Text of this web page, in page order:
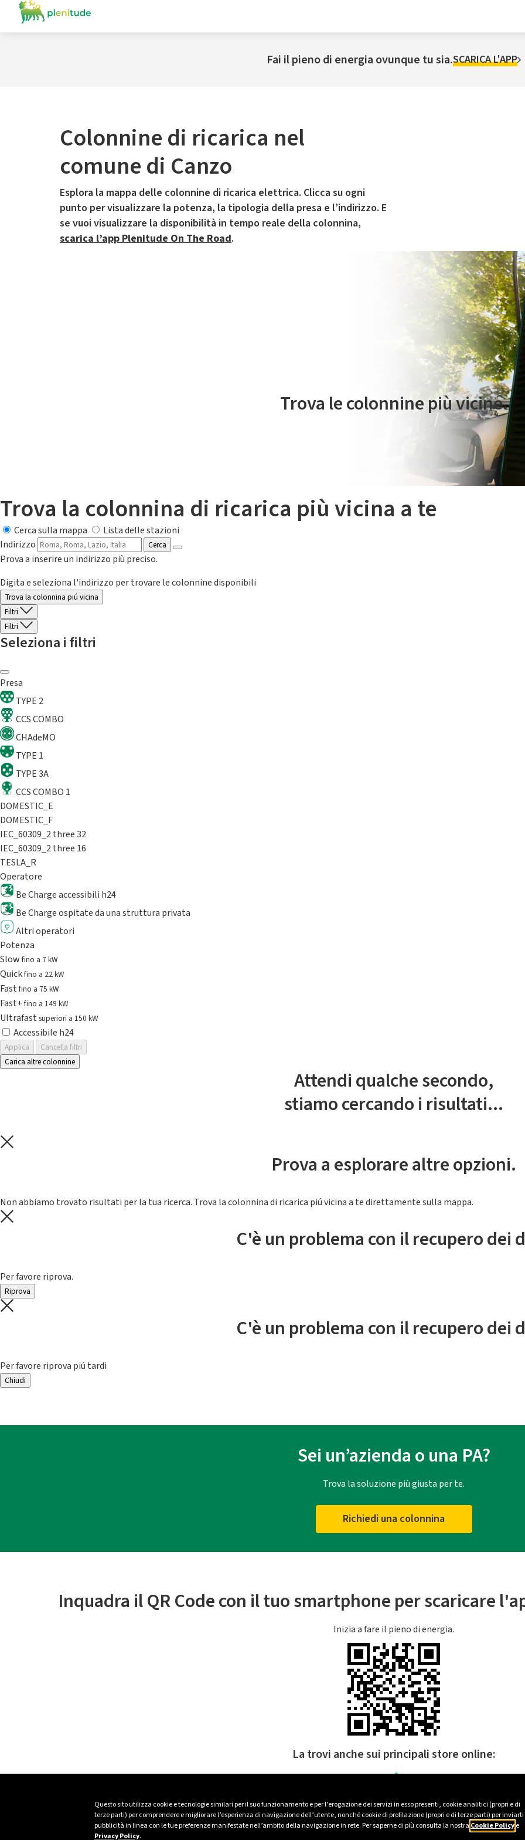
Questo sito utilizza cookie e tecnologie similari per il suo funzionamento e per l’erogazione dei servizi in esso presenti, cookie analitici (propri e di
terze parti) per comprendere e migliorare l’esperienza di navigazione dell’utente, nonché cookie di profilazione (propri e di terze parti) per inviarti
pubblicità in linea con le tue preferenze manifestate nell’ambito della navigazione in rete. Per saperne di più consulta la nostra Cookie Policye
Privacy Policy.
Fai il pieno di energia ovunque tu sia.SCARICA L'APP
Colonnine di ricarica nel
comune di Canzo
Esplora la mappa delle colonnine di ricarica elettrica. Clicca su ogni
punto per visualizzare la potenza, la tipologia della presa e l’indirizzo. E
se vuoi visualizzare la disponibilità in tempo reale della colonnina,
scarica l’app Plenitude On The Road.
Il servizio di mobilità elettrica è gestito da Plenitude On The Road
Trova le colonnine più vicine.
Trova la colonnina di ricarica più vicina a te
Cerca sulla mappa
Lista delle stazioni
Indirizzo
Cerca
Prova a inserire un indirizzo più preciso.
Digita e seleziona l'indirizzo per trovare le colonnine disponibili
Trova la colonnina piú vicina
Filtri
Filtri
Seleziona i filtri
Presa
TYPE 2
CCS COMBO
CHAdeMO
TYPE 1
TYPE 3A
CCS COMBO 1
DOMESTIC_E
DOMESTIC_F
IEC_60309_2 three 32
IEC_60309_2 three 16
TESLA_R
Operatore
Be Charge accessibili h24
Be Charge ospitate da una struttura privata
Altri operatori
Potenza
Slowfino a 7 kW
Quickfino a 22 kW
Fastfino a 75 kW
Fast+fino a 149 kW
Ultrafast superiori a 150 kW
Accessibile h24
Applica
Cancella filtri
Carica altre colonnine
Attendi qualche secondo,
stiamo cercando i risultati...
Prova a esplorare altre opzioni.
Non abbiamo trovato risultati per la tua ricerca. Trova la colonnina di ricarica piú vicina a te direttamente sulla mappa.
C'è un problema con il recupero dei
Per favore riprova.
Riprova
C'è un problema con il recupero dei
Per favore riprova piú tardi
Chiudi
Sei un’azienda o una PA?
Trova la soluzione più giusta per te.
Richiedi una colonnina
Inquadra il QR Code con il tuo smartphone per scaricare
Inizia a fare il pieno di energia.
La trovi anche sui principali store online: